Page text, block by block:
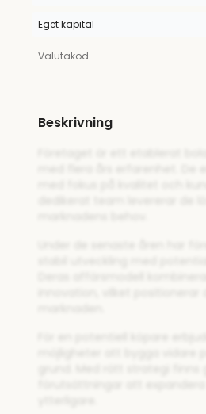
Eget kapital
Valutakod
Beskrivning